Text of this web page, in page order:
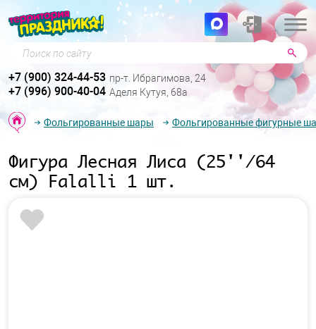
Поиск по сайту
+7 (900) 324-44-53 пр-т. Ибрагимова, 24
+7 (996) 900-40-04 Аделя Кутуя, 68а
Фольгированные шары Фольгированные фигурные
Фигура Лесная Лиса (25''/64
см) Falalli 1 шт.